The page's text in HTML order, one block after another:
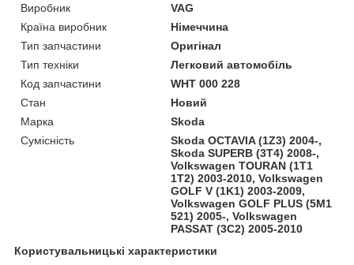
Виробник
VAG
Країна виробник
Німеччина
Тип запчастини
Оригінал
Тип техніки
Легковий автомобіль
Код запчастини
WHT 000 228
Стан
Новий
Марка
Skoda
Сумісність
Skoda OCTAVIA (1Z3) 2004-,
Skoda SUPERB (3T4) 2008-,
Volkswagen TOURAN (1T1
1T2) 2003-2010, Volkswagen
GOLF V (1K1) 2003-2009,
Volkswagen GOLF PLUS (5M1
521) 2005-, Volkswagen
PASSAT (3C2) 2005-2010
Користувальницькі характеристики